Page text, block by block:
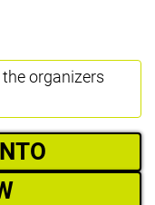
organizers